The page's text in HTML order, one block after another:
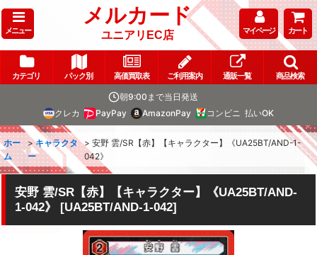
メニュー
メルカード
ユニアリEC店 マイページ カート
カテゴリ パック別 高価買取表 ご利用案内 通販一覧 商品検索
朝9:00まで当日発送
クレカ
PayPay AmazonPay コンビニ 払いOK
ホー
ム
> キャラクタ
ー
> 安野 雲/SR【赤】【キャラクター】《UA25BT/AND-1-
042》
安野 雲/SR【赤】【キャラクター】《UA25BT/AND-
1-042》
[UA25BT/AND-1-042]